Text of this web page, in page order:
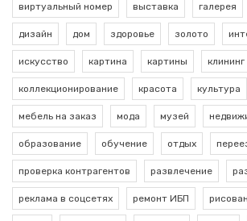
виртуальный номер выставка галерея
дизайн дом здоровье золото
искусство картина картины клининг
коллекционирование красота культура
мебель на заказ мода музей
образование обучение отдых
проверка контрагентов развлечение
реклама в соцсетях ремонт ИБП